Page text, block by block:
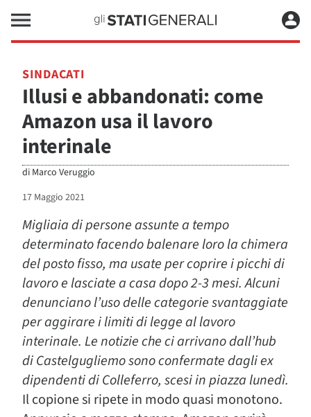
SINDACATI
Illusi e abbandonati: come
Amazon usa il lavoro
interinale
di Marco Veruggio
17 Maggio 2021
Migliaia di persone assunte a tempo
determinato facendo balenare loro la chimera
del posto fisso, ma usate per coprire i picchi di
lavoro e lasciate a casa dopo 2-3 mesi. Alcuni
denunciano l’uso delle categorie svantaggiate
per aggirare i limiti di legge al lavoro
interinale. Le notizie che ci arrivano dall’hub
di Castelgugliemo sono confermate dagli ex
dipendenti di Colleferro, scesi in piazza lunedì.
Il copione si ripete in modo quasi monotono.